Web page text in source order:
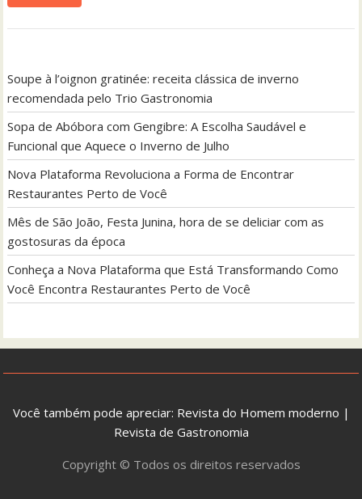
Soupe à l’oignon gratinée: receita clássica de inverno
recomendada pelo Trio Gastronomia
Sopa de Abóbora com Gengibre: A Escolha Saudável e
Funcional que Aquece o Inverno de Julho
Nova Plataforma Revoluciona a Forma de Encontrar
Restaurantes Perto de Você
Mês de São João, Festa Junina, hora de se deliciar com as
gostosuras da época
Conheça a Nova Plataforma que Está Transformando Como
Você Encontra Restaurantes Perto de Você
Você também pode apreciar: Revista do Homem moderno |
Revista de Gastronomia
Copyright © Todos os direitos reservados